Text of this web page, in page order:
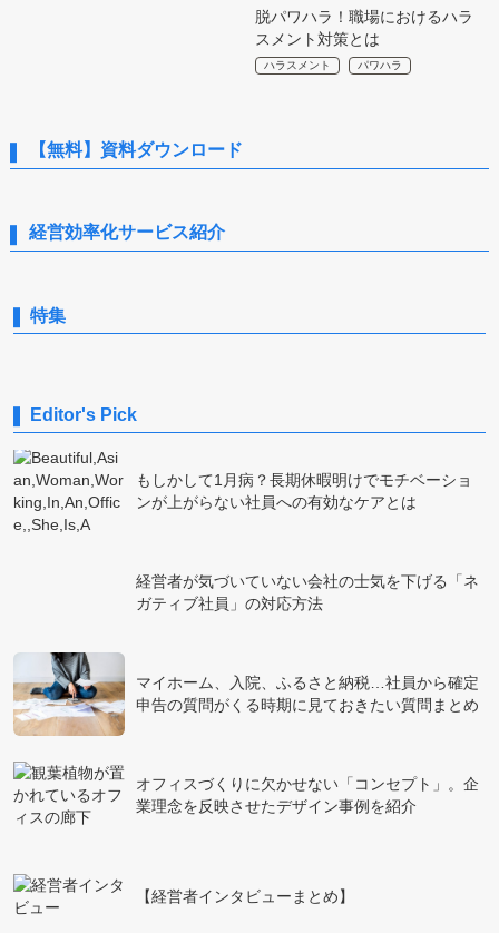
脱パワハラ！職場におけるハラ
スメント対策とは
ハラスメント パワハラ
【無料】資料ダウンロード
経営効率化サービス紹介
特集
Editor's Pick
もしかして1月病？長期休暇明けでモチベーショ
ンが上がらない社員への有効なケアとは
経営者が気づいていない会社の士気を下げる「ネ
ガティブ社員」の対応方法
マイホーム、入院、ふるさと納税…社員から確定
申告の質問がくる時期に見ておきたい質問まとめ
オフィスづくりに欠かせない「コンセプト」。企
業理念を反映させたデザイン事例を紹介
【経営者インタビューまとめ】